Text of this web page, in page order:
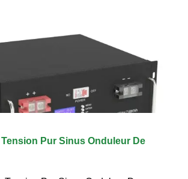
Pur Sinus Onduleur De